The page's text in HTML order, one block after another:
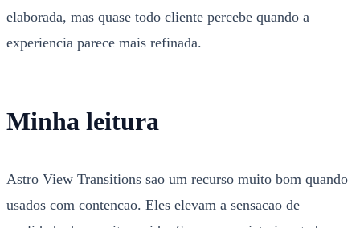
elaborada, mas quase todo cliente percebe quando a
experiencia parece mais refinada.
Minha leitura
Astro View Transitions sao um recurso muito bom quando
usados com contencao. Eles elevam a sensacao de